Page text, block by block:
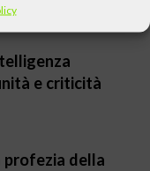
e criticità
profezia della